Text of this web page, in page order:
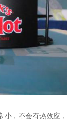
小，不会有热效应，